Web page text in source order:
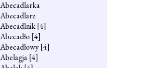
Abecadlarka
Abecadlarz
Abecadlnik[4]
Abecadło [4]
Abecadłowy[4]
Abelagja[4]